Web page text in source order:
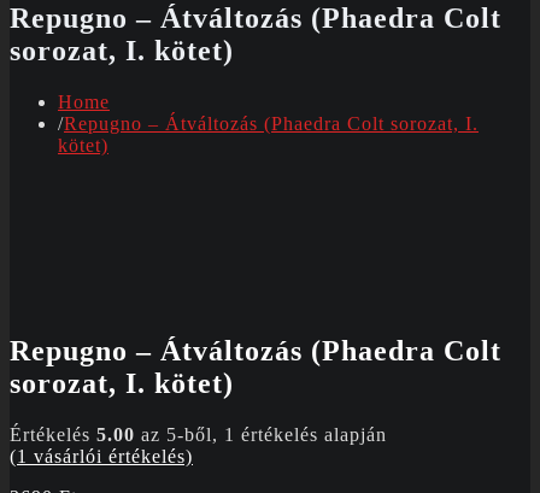
Repugno – Átváltozás (Phaedra Colt
sorozat, I. kötet)
Home
Repugno – Átváltozás (Phaedra Colt sorozat, I.
kötet)
Repugno – Átváltozás (Phaedra Colt
sorozat, I. kötet)
Értékelés 5.00 az 5-ből, 1 értékelés alapján
(1 vásárlói értékelés)